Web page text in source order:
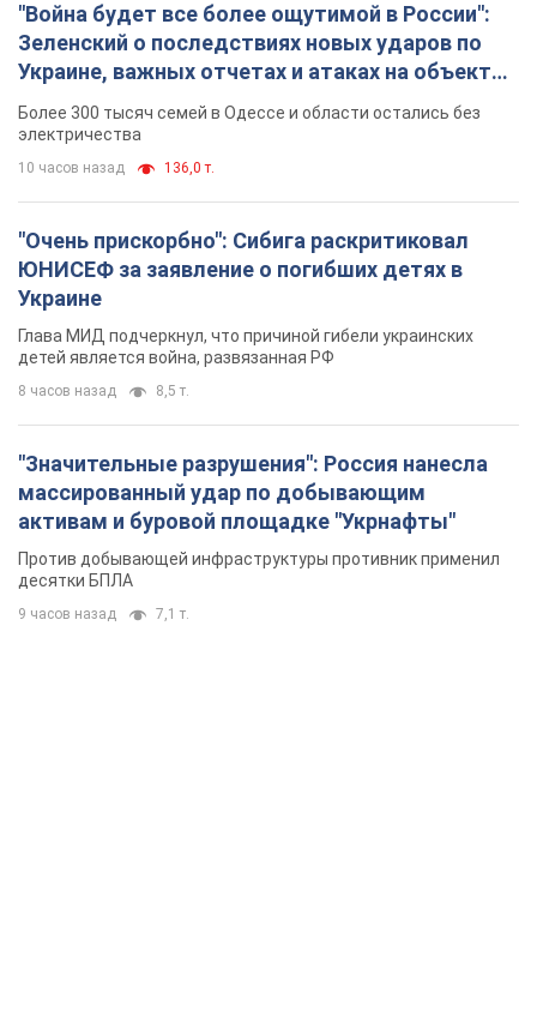
"Война будет все более ощутимой в России":
Зеленский о последствиях новых ударов по
Украине, важных отчетах и атаках на объекты
противника. Видео
Более 300 тысяч семей в Одессе и области остались без
электричества
10 часов назад 136,0 т.
"Очень прискорбно": Сибига раскритиковал
ЮНИСЕФ за заявление о погибших детях в
Украине
Глава МИД подчеркнул, что причиной гибели украинских
детей является война, развязанная РФ
8 часов назад 8,5 т.
"Значительные разрушения": Россия нанесла
массированный удар по добывающим
активам и буровой площадке "Укрнафты"
Против добывающей инфраструктуры противник применил
десятки БПЛА
9 часов назад 7,1 т.